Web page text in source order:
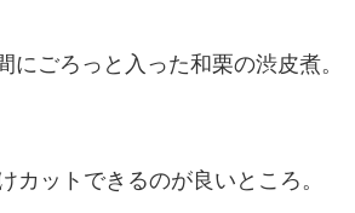
ごろっと入った和栗の渋皮煮。
ットできるのが良いところ。